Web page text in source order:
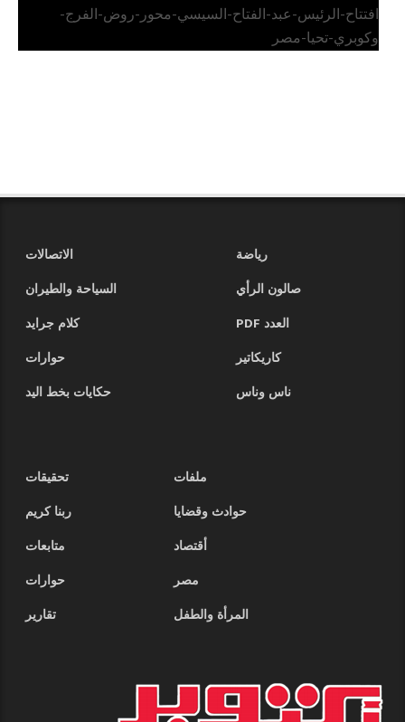
افتتاح-الرئيس-عبد-الفتاح-السيسي-محور-روض-الفرج-
وكوبري-تحيا-مصر
رياضة
الاتصالات
صالون الرأي
السياحة والطيران
العدد PDF
كلام جرايد
كاريكاتير
حوارات
ناس وناس
حكايات بخط اليد
ملفات
تحقيقات
حوادث وقضايا
ربنا كريم
أقتصاد
متابعات
مصر
حوارات
المرأة والطفل
تقارير